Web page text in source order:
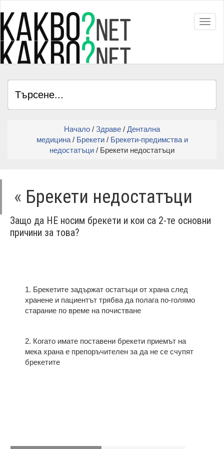
Начало / Здраве / Дентална
медицина/ Брекети/ Брекети-предимства и
недостатъци / Брекети недостатъци
« Брекети недостатъци
Защо да НЕ носим брекети и кои са 2-те основни
причини за това?
1. Брекетите задържат остатъци от храна след
хранене и пациентът трябва да полага по-голямо
старание по време на почистване
2. Когато имате поставени брекети приемът на
мека храна е препоръчителен за да не се счупят
брекетите